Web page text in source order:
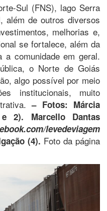
Sul (FNS), lago Serra
além de outros diversos
melhorias e,
se fortalece, além da
a comunidade em geral.
o Norte de Goiás
algo possível por meio
institucionais, muito
– Fotos: Márcia
Marcello Dantas
levedeviagem
(4). Foto da página